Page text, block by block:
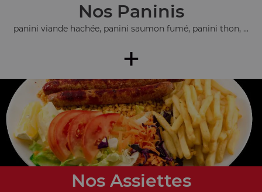
Nos Paninis
panini viande hachée, panini saumon fumé, panini thon, ...
+
Nos Assiettes